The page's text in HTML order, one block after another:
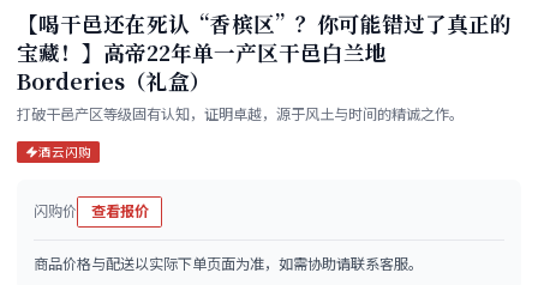
【喝干邑还在死认“香槟区”？你可能错过了真正的
宝藏！】高帝22年单一产区干邑白兰地
Borderies（礼盒）
打破干邑产区等级固有认知，证明卓越，源于风土与时间的精诚之作。​
酒云闪购
闪购价 查看报价
商品价格与配送以实际下单页面为准，如需协助请联系客服。